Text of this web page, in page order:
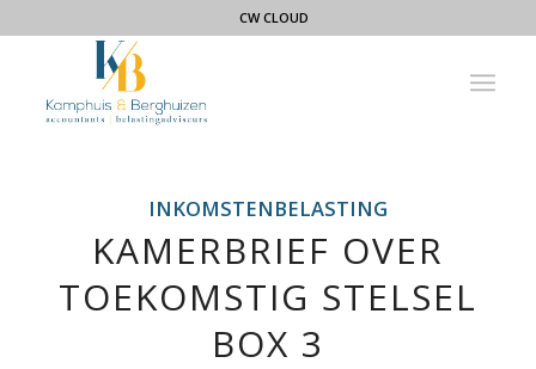
CW CLOUD
INKOMSTENBELASTING
KAMERBRIEF OVER
TOEKOMSTIG STELSEL
BOX 3